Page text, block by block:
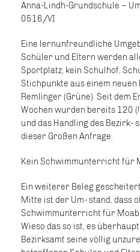
Anna-Lindh-Grundschule –
0516/VI
Eine lernunfreundliche
Schüler und Eltern werden
Sportplatz, kein Schulhof,
Stichpunkte aus einem
Remlinger (Grüne). Seit dem
Wochen wurden bereits 120
und das Handling des Bezirk-
dieser Großen Anfrage.
Kein Schwimmunterricht für
Ein weiterer Beleg
Mitte ist der Um- stand, dass
Schwimmunterricht für
Wieso das so ist, es
Bezirksamt seine völlig